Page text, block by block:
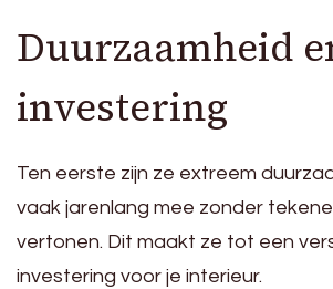
Duurzaamheid
investering
Ten eerste zijn ze extreem
vaak jarenlang mee zonder
vertonen. Dit maakt ze tot een
investering voor je interieur.